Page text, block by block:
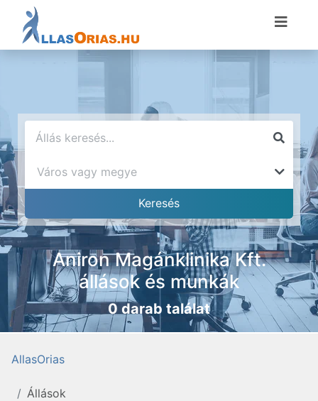
Aniron Magánklinika Kft.
állások és munkák
0 darab találat
AllasOrias
Állások